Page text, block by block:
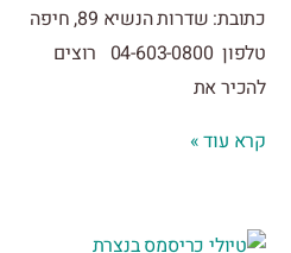
כתובת: שדרות הנשיא 89, חיפה
טלפון 04-603-0800 רוצים
להכיר את
קרא עוד »